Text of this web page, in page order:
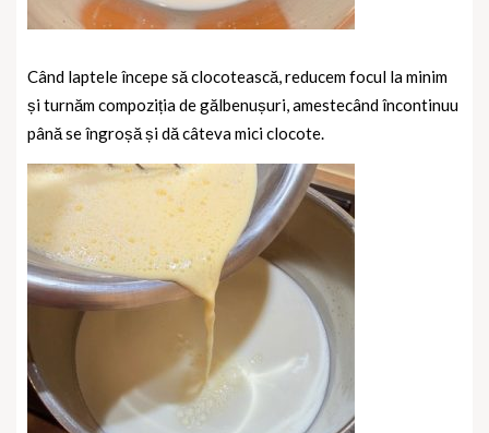
Când laptele începe să clocotească, reducem focul la minim
și turnăm compoziția de gălbenușuri, amestecând încontinuu
până se îngroșă și dă câteva mici clocote.